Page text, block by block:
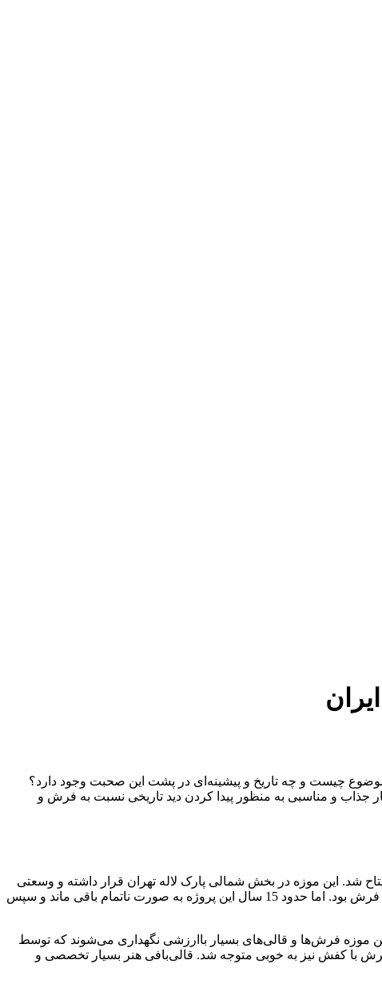
موضوع چیست و چه تاریخ و پیشینه‌ای در پشت این صحبت وجود دارد؟
جذاب و مناسبی به منظور پیدا کردن دید تاریخی نسبت به فرش و
به تاریخچه و معرفی موزه فرش ایران می‌پردازیم. این موزه به دستور فرح پهلوی در تهران ساخته و در بهمن ماه سال 1356 افتتاح شد. این موزه در بخش شمالی پارک لاله تهران قرار داشته و وسعتی
برابر دوازده هزار متر مربع دارد. در ابتدا در سال 1340 اقدامات لازم برای ساخت این بنا صورت گرفت و هدف ابتدایی نیز ساخت گالری فرش بود. اما حدود 15 سال این پروژه به صورت ناتمام باقی ماند و سپس
موزه فرش‌ها و قالی‌های بسیار باارزشی نگهداری می‌شوند که توسط
فرش با کفش نیز به خوبی متوجه شد. قالی‌بافی هنر بسیار تخصصی و